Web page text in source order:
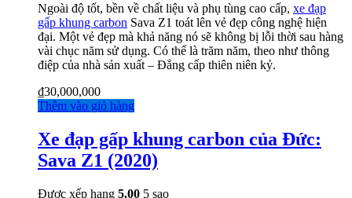
Ngoài độ tốt, bền về chất liệu và phụ tùng cao cấp, xe đạp
gấp khung carbon Sava Z1 toát lên vẻ đẹp công nghệ hiện
đại. Một vẻ đẹp mà khả năng nó sẽ không bị lỗi thời sau hàng
vài chục năm sử dụng. Có thể là trăm năm, theo như thông
điệp của nhà sản xuất – Đẳng cấp thiên niên kỷ.
₫30,000,000
Thêm vào giỏ hàng
Xe đạp gấp khung carbon của Đức:
Sava Z1 (2020)
Được xếp hạng 5.00 5 sao